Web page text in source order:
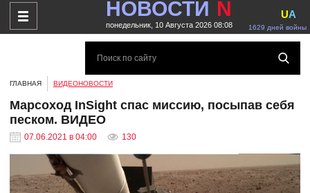
НОВОСТИ N
понедельник, 10 Августа 2026 08:08 1629 дней войны
UA
ГЛАВНАЯ ВИДЕОНОВОСТИ
Марсоход InSight спас миссию, посыпав себя
песком. ВИДЕО
07.06.2021 в 04:00 130